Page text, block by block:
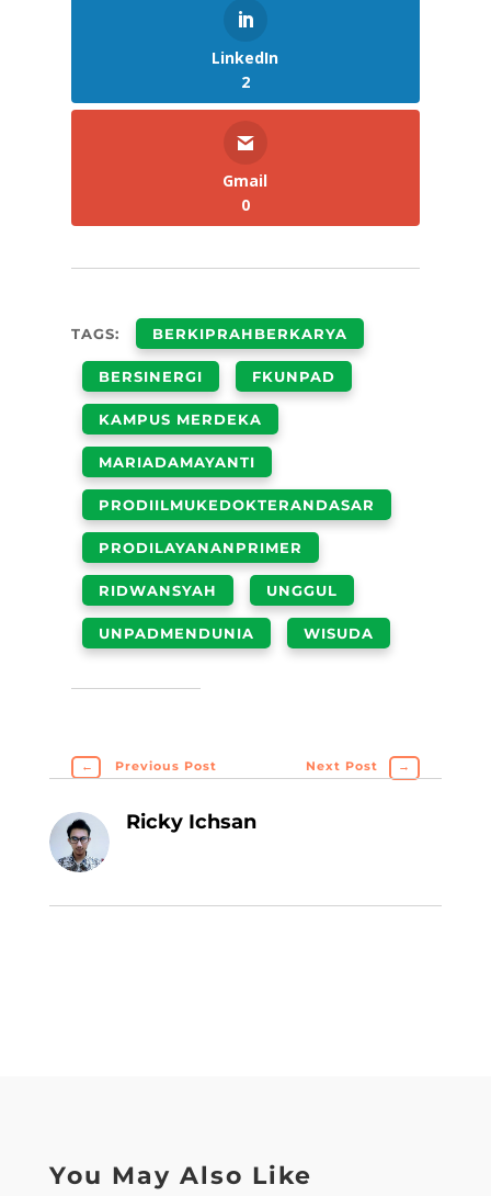
LinkedIn
2
Gmail
0
TAGS: BERKIPRAHBERKARYA
BERSINERGI FKUNPAD
KAMPUS MERDEKA
MARIADAMAYANTI
PRODIILMUKEDOKTERANDASAR
PRODILAYANANPRIMER
RIDWANSYAH UNGGUL
UNPADMENDUNIA WISUDA
← Previous Post Next Post →
Ricky Ichsan
You May Also Like